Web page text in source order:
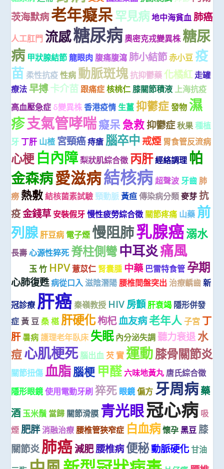
茨海默病老年癡呆罕見病地中海貧血 肺癌
人工肛門 流感糖尿病奧密克戎變異株糖尿
病 甲狀腺結節 龍眼肉 腹痛腹瀉 肺小結節赤小豆 疫
苗 柔性抗疫 性病 動脈斑塊抗抑鬱藥 化橘紅走罐
療法 早搏卡介苗 跟痛症 核桃仁 膝關節積液 上海抗疫
高血壓急症 δ變異株 香港疫情 生薑 抑鬱症 發物 濕
疹支氣管哮喘癡呆急救抑鬱症秋果 種植
牙 丁肝 山楂 宮頸癌痔瘡 腦卒中 戒煙 胃食管反流病
心梗 白內障 梨狀肌綜合徵 丙肝經絡調理 帕
金森病愛滋病結核病 超聲波 牙齒 肺
癆 熱敷 結核菌素試驗 頸動脈 黃疸 傳染病分類 麥芽 抗
疫金錢草 安裝假牙 慢性疲勞綜合徵 關節疼痛 山藥 前
列腺肝豆病 電子煙 慢阻肺乳腺癌溺水
長壽 心源性猝死 脊柱側彎中耳炎痛風
玉 竹 HPV薏苡仁 腎囊腫 中藥 巴雷特食管 孕期
心肺復甦病從口入 滋陰潛陽 腰椎間盤突出 治療齲齒 新
冠診療 肝癌 秦嶺教授 HIV房顫肝衰竭 隱形併發
症 黃 豆 桑 椹 肝硬化枸杞血友病老年人 子宮 丁
肝暑病 護理老年臥床 失眠 內分泌失調 聽力衰退水
痘心肌梗死腦出血 芡 實 運動膝骨關節炎
關節扭傷 血脂腦梗 甲醛六味地黃丸 唐氏綜合徵
隱形眼鏡使用電動牙刷 猝死 眼鏡偏方 牙周病藥
酒玉米鬚 當歸 關節滑膜 青光眼冠心病 吸
煙 肥胖消融治療 腰椎管狹窄症 白血病懷孕 黑豆 膝
關節炎肺癌減肥腰椎病便秘動脈硬化 甘油